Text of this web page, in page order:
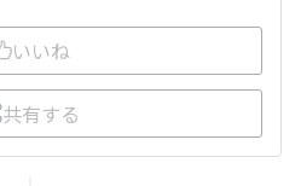
いいね
共有する